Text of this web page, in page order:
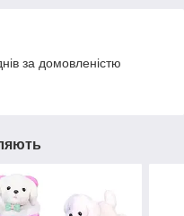
за домовленістю